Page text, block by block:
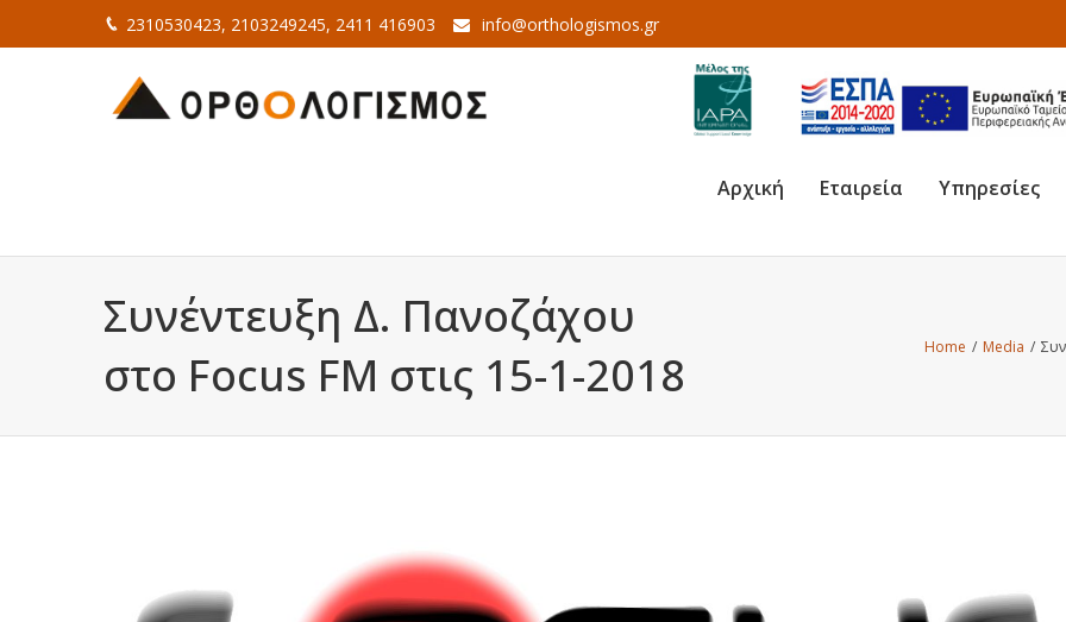
2310530423, 2103249245, 2411 416903 info@orthologismos.gr
Αρχική Εταιρεία Υπηρεσίες
Συνέντευξη Δ. Πανοζάχου
στο Focus FM στις 15-1-2018
Home / Media /